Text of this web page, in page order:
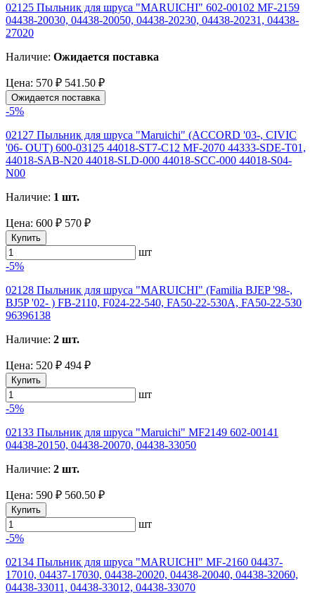
02125 Пыльник для шруса "MARUICHI" 602-00102 MF-2159
04438-20030, 04438-20050, 04438-20230, 04438-20231, 04438-
27020
Наличие: Ожидается поставка
Цена: 570 ₽ 541.50 ₽
Ожидается поставка
-5%
02127 Пыльник для шруса "Maruichi" (ACCORD '03-, CIVIC
'06- OUT) 600-03125 44018-ST7-C12 MF-2070 44333-SDE-T01,
44018-SAB-N20 44018-SLD-000 44018-SCC-000 44018-S04-
N00
Наличие: 1 шт.
Цена: 600 ₽ 570 ₽
Купить
шт
-5%
02128 Пыльник для шруса "MARUICHI" (Familia BJEP '98-,
BJ5P '02- ) FB-2110, F024-22-540, FA50-22-530A, FA50-22-530
96396138
Наличие: 2 шт.
Цена: 520 ₽ 494 ₽
Купить
шт
-5%
02133 Пыльник для шруса "Maruichi" MF2149 602-00141
04438-20150, 04438-20070, 04438-33050
Наличие: 2 шт.
Цена: 590 ₽ 560.50 ₽
Купить
шт
-5%
02134 Пыльник для шруса "MARUICHI" MF-2160 04437-
17010, 04437-17030, 04438-20020, 04438-20040, 04438-32060,
04438-33011, 04438-33012, 04438-33070